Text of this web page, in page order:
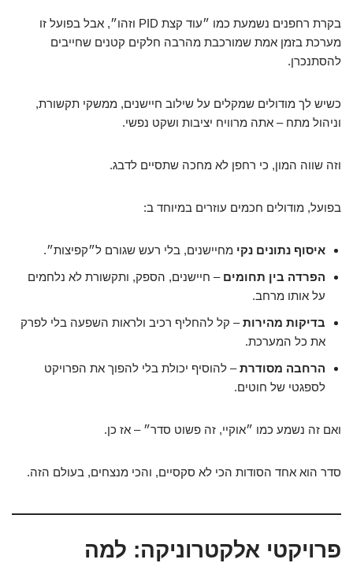
בקרת רחפנים נשמעת כמו ״עוד קצת PID וזהו״, אבל בפועל זו
מערכת בזמן אמת שמורכבת מהרבה חלקים קטנים שחייבים
להסתנכרן.
כשיש לך מודולים שמקלים על שילוב חיישנים, ממשקי תקשורת,
וניהול מתח – אתה מרוויח יציבות ושקט נפשי.
וזה שווה המון, כי רחפן לא מחכה שתסיים לדבג.
בפועל, מודולים חכמים עוזרים במיוחד ב:
איסוף נתונים נקי מחיישנים, בלי רעש שגורם ל״קפיצות״.
הפרדה בין תחומים – חיישנים, הספק, ותקשורת לא נלחמים
על אותו מרחב.
בדיקות מהירות– קל להחליף רכיב ולראות השפעה בלי לפרק
את כל המערכת.
הרחבה מסודרת– להוסיף יכולת בלי להפוך את הפרויקט
לספגטי של חוטים.
ואם זה נשמע כמו ״אוקיי, זה פשוט סדר״ – אז כן.
סדר הוא אחד הסודות הכי לא סקסיים, והכי מנצחים, בעולם הזה.
פרויקטי אלקטרוניקה: למה